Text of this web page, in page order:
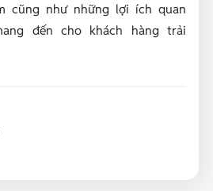
cũng như những lợi ích quan
đến cho khách hàng trải